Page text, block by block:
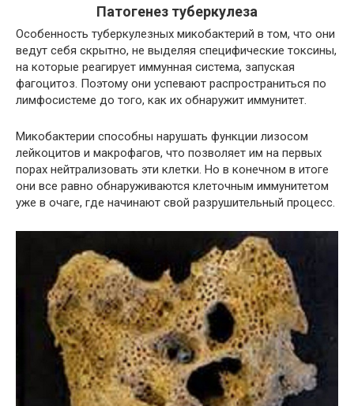
Патогенез туберкулеза
Особенность туберкулезных микобактерий в том, что они
ведут себя скрытно, не выделяя специфические токсины,
на которые реагирует иммунная система, запуская
фагоцитоз. Поэтому они успевают распространиться по
лимфосистеме до того, как их обнаружит иммунитет.
Микобактерии способны нарушать функции лизосом
лейкоцитов и макрофагов, что позволяет им на первых
порах нейтрализовать эти клетки. Но в конечном в итоге
они все равно обнаруживаются клеточным иммунитетом
уже в очаге, где начинают свой разрушительный процесс.